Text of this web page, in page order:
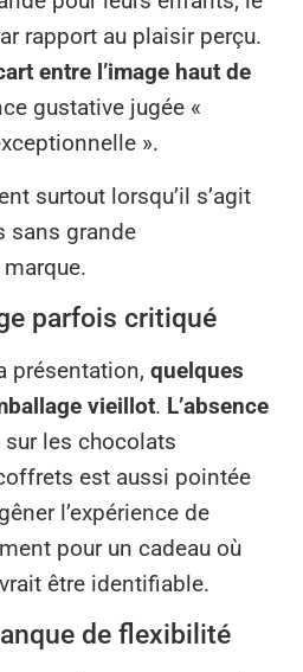
rapport au plaisir perçu.
entre l’image haut de
gustative jugée «
».
surtout lorsqu’il s’agit
sans grande
parfois critiqué
présentation, quelques
vieillot. L’absence
sur les chocolats
est aussi pointée
l’expérience de
pour un cadeau où
être identifiable.
de flexibilité